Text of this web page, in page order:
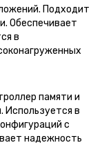
Подходит
Обеспечивает
в
памяти и
в
с
надежность